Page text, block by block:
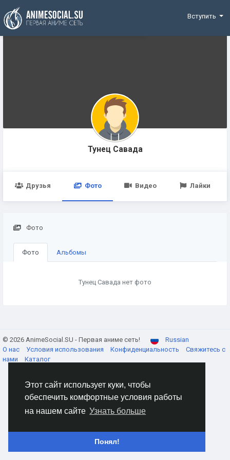
Этот сайт использует куки, чтобы
обеспечить комфортные условия работы
на нашем сайте Узнать больше
Понял!
Funding
Вступить
Тунец Савада
Друзья Фото Видео Лайки
Фото
Фото Альбомы
Тунец Савада нет фото
© 2026 AnimeSocial.SU - Первая аниме сеть!
Russian
О нас
Условия использования Конфиденциальность
Свяжитесь с
нами
Каталог